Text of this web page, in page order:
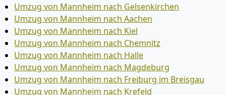
Umzug von Mannheim nach Gelsenkirchen
Umzug von Mannheim nach Aachen
Umzug von Mannheim nach Kiel
Umzug von Mannheim nach Chemnitz
Umzug von Mannheim nach Halle
Umzug von Mannheim nach Magdeburg
Umzug von Mannheim nach Freiburg im Breisgau
Umzug von Mannheim nach Krefeld